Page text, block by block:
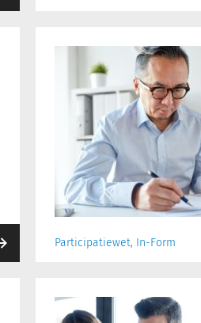
Participatiewet, In-Form
geautomatiseerde
kwijtscheldingstoets
voor